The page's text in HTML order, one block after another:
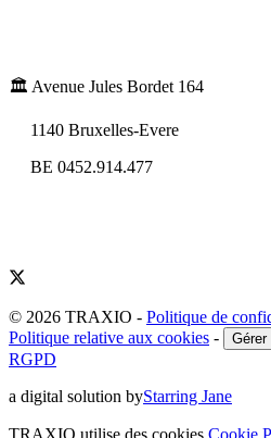
🏛️ Avenue Jules Bordet 164
1140 Bruxelles-Evere
BE 0452.914.477
© 2026 TRAXIO - Politique de
Politique relative aux cookies - Gérer
RGPD
a digital solution byStarring Jane
TRAXIO utilise des cookies Cookie